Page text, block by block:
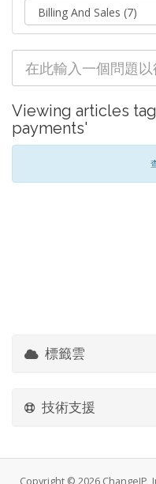
Viewing articles
payments'
標籤雲
技術支援
Copyright © 2026 ChangeIP,